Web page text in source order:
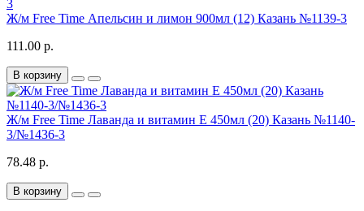
Ж/м Free Time Апельсин и лимон 900мл (12) Казань №1139-3
111.00 р.
В корзину
Ж/м Free Time Лаванда и витамин Е 450мл (20) Казань №1140-
3/№1436-3
78.48 р.
В корзину